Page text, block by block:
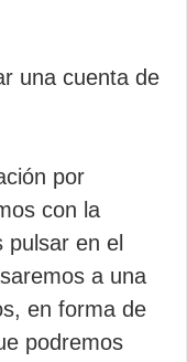
una cuenta de
por
con la
pulsar en el
a una
en forma de
podremos